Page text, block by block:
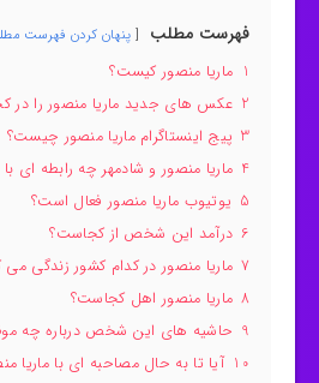
فهرست مطلب پنهان کردن فهرست
1 ماریا منصور کیست؟
2 عکس های جدید ماریا منصور را در
3 پیج اینستاگرام ماریا منصور چیست؟
4 ماریا منصور و شادمهر چه رابطه ای
5 یوتیوب ماریا منصور فعال است؟
6 درآمد این شخص از کجاست؟
7 ماریا منصور در کدام کشور زندگی می
8 ماریا منصور اهل کجاست؟
9 حاشیه های این شخص درباره چه
10 آیا تا به حال مصاحبه ای با ماریا